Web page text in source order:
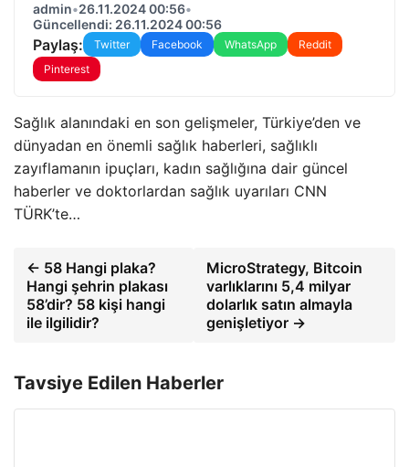
admin•26.11.2024 00:56•
Güncellendi: 26.11.2024 00:56
Paylaş: Twitter Facebook WhatsApp
Reddit
Pinterest
Sağlık alanındaki en son gelişmeler, Türkiye’den ve
dünyadan en önemli sağlık haberleri, sağlıklı
zayıflamanın ipuçları, kadın sağlığına dair güncel
haberler ve doktorlardan sağlık uyarıları CNN
TÜRK’te…
← 58 Hangi plaka?
Hangi şehrin plakası
58’dir? 58 kişi hangi
ile ilgilidir?
MicroStrategy, Bitcoin
varlıklarını 5,4 milyar
dolarlık satın almayla
genişletiyor →
Tavsiye Edilen Haberler